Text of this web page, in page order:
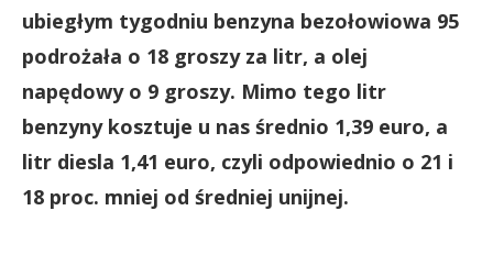
ubiegłym tygodniu benzyna bezołowiowa 95
podrożała o 18 groszy za litr, a olej
napędowy o 9 groszy. Mimo tego litr
benzyny kosztuje u nas średnio 1,39 euro, a
litr diesla 1,41 euro, czyli odpowiednio o 21 i
18 proc. mniej od średniej unijnej.